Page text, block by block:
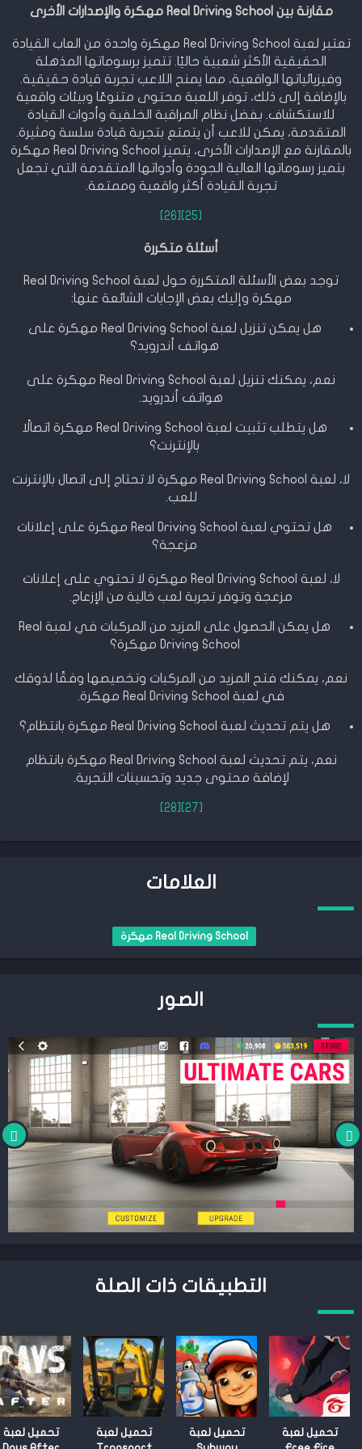
مقارنة بين Real Driving School مهكرة والإصدارات الأخرى
تعتبر لعبة Real Driving School مهكرة واحدة من العاب القيادة
الحقيقية الأكثر شعبية حاليًا. تتميز برسوماتها المذهلة
وفيزيائياتها الواقعية، مما يمنح اللاعب تجربة قيادة حقيقية.
بالإضافة إلى ذلك، توفر اللعبة محتوى متنوعًا وبيئات واقعية
للاستكشاف. بفضل نظام المراقبة الخلفية وأدوات القيادة
المتقدمة، يمكن للاعب أن يتمتع بتجربة قيادة سلسة ومثيرة.
بالمقارنة مع الإصدارات الأخرى، يتميز Real Driving School مهكرة
بتميز رسوماتها العالية الجودة وأدواتها المتقدمة التي تجعل
تجربة القيادة أكثر واقعية وممتعة.
[25]
[26]
أسئلة متكررة
توجد بعض الأسئلة المتكررة حول لعبة Real Driving School
مهكرة وإليك بعض الإجابات الشائعة عنها:
هل يمكن تنزيل لعبة Real Driving School مهكرة على
هواتف أندرويد؟
نعم، يمكنك تنزيل لعبة Real Driving School مهكرة على
هواتف أندرويد.
هل يتطلب تثبيت لعبة Real Driving School مهكرة اتصالًا
بالإنترنت؟
لا، لعبة Real Driving School مهكرة لا تحتاج إلى اتصال بالإنترنت
للعب.
هل تحتوي لعبة Real Driving School مهكرة على إعلانات
مزعجة؟
لا، لعبة Real Driving School مهكرة لا تحتوي على إعلانات
مزعجة وتوفر تجربة لعب خالية من الإزعاج.
هل يمكن الحصول على المزيد من المركبات في لعبة Real
Driving School مهكرة؟
نعم، يمكنك فتح المزيد من المركبات وتخصيصها وفقًا لذوقك
في لعبة Real Driving School مهكرة.
هل يتم تحديث لعبة Real Driving School مهكرة بانتظام؟
نعم، يتم تحديث لعبة Real Driving School مهكرة بانتظام
لإضافة محتوى جديد وتحسينات التجربة.
[27]
[28]
العلامات
Real Driving School مهكرة
الصور
التطبيقات ذات الصلة
تحميل لعبة
تحميل لعبة
تحميل لعبة
تحميل لعبة